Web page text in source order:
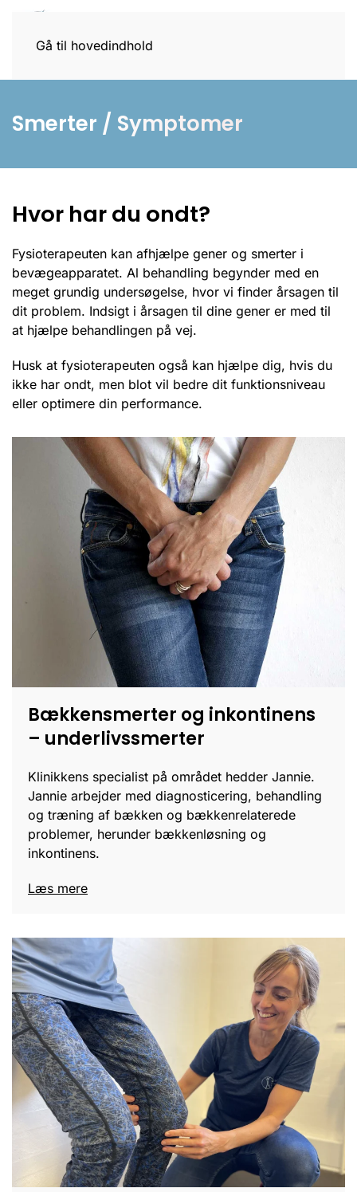
Gå til hovedindhold
Smerter / Symptomer
Hvor har du ondt?
Fysioterapeuten kan afhjælpe gener og smerter i
bevægeapparatet. Al behandling begynder med en
meget grundig undersøgelse, hvor vi finder årsagen til
dit problem. Indsigt i årsagen til dine gener er med til
at hjælpe behandlingen på vej.
Husk at fysioterapeuten også kan hjælpe dig, hvis du
ikke har ondt, men blot vil bedre dit funktionsniveau
eller optimere din performance.
Bækkensmerter og inkontinens
– underlivssmerter
Klinikkens specialist på området hedder Jannie.
Jannie arbejder med diagnosticering, behandling
og træning af bækken og bækkenrelaterede
problemer, herunder bækkenløsning og
inkontinens.
Læs mere